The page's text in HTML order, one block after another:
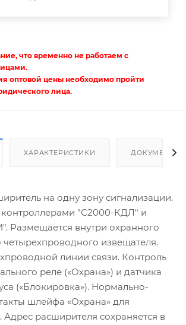
что временно не работаем с
оптовой цены необходимо пройти
лица.
ХАРАКТЕРИСТИКИ ДОКУМЕНТЫ
на одну зону сигнализации.
контроллерами "С2000-КДЛ" и
Размещается внутри охранного
извещателя.
линии связи. Контроль
реле («Охрана») и датчика
(«Блокировка»). Нормально-
шлейфа «Охрана» для
Адрес расширителя сохраняется в